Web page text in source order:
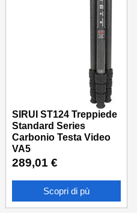
SIRUI ST124 Treppiede
Standard Series
Carbonio Testa Video
VA5
289,01 €
Scopri di pù